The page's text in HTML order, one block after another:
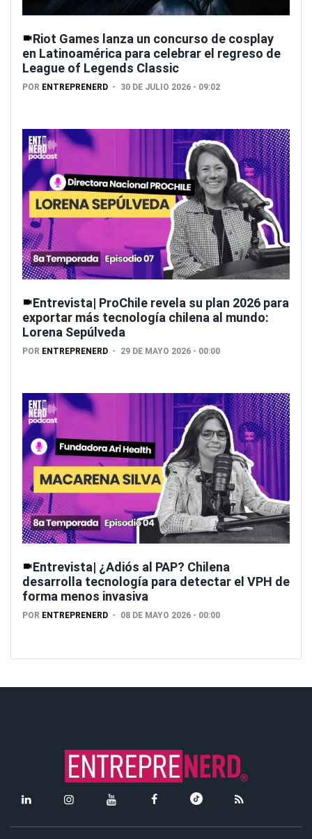
Riot Games lanza un concurso de cosplay
en Latinoamérica para celebrar el regreso de
League of Legends Classic
POR ENTREPRENERD 30 DE JULIO 2026 - 09:02
Entrevista| ProChile revela su plan 2026 para
exportar más tecnología chilena al mundo:
Lorena Sepúlveda
POR ENTREPRENERD 29 DE MAYO 2026 - 00:00
Entrevista| ¿Adiós al PAP? Chilena
desarrolla tecnología para detectar el VPH de
forma menos invasiva
POR ENTREPRENERD 08 DE MAYO 2026 - 00:00